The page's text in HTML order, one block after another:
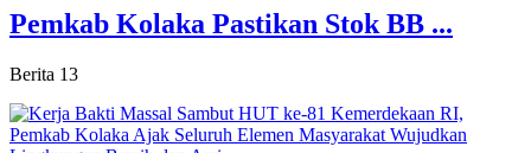
Pemkab Kolaka Pastikan Stok BB ...
Berita 13